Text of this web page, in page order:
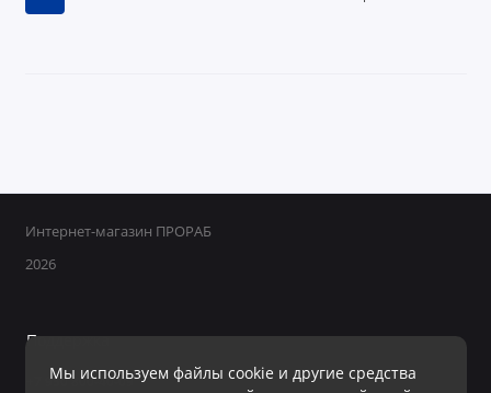
Мы используем файлы cookie и другие средства
Интернет-магазин ПРОРАБ
2026
Поддержка
+7 950 800-40-09